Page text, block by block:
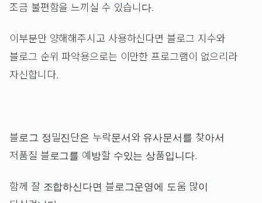
조금 불편함을 느끼실 수 있습니다.
이부분만 양해해주시고 사용하신다면 블로그 지수와
블로그 순위 파악용으로는 이만한 프로그램이 없으리라
자신합니다.
블로그 정밀진단은 누락문서와 유사문서를 찾아서
저품질 블로그를 예방할 수있는 상품입니다.
함께 잘 조합하신다면 블로그운영에 도움 많이